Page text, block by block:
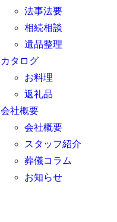
法事法要
相続相談
遺品整理
カタログ
お料理
返礼品
会社概要
会社概要
スタッフ紹介
葬儀コラム
お知らせ